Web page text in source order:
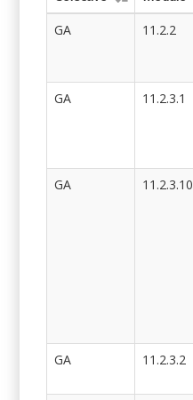
GA
11.2.2
GA
11.2.3.1
GA
11.2.3.10
GA
11.2.3.2